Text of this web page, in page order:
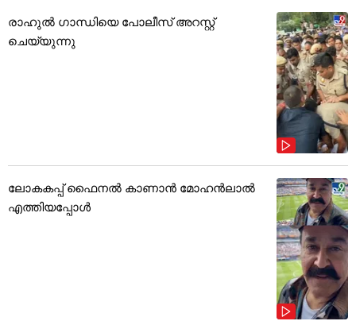
രാഹുൽ ഗാന്ധിയെ പോലീസ് അറസ്റ്റ്
ചെയ്യുന്നു
ലോകകപ്പ് ഫൈനൽ കാണാൻ മോഹൻലാൽ
എത്തിയപ്പോൾ